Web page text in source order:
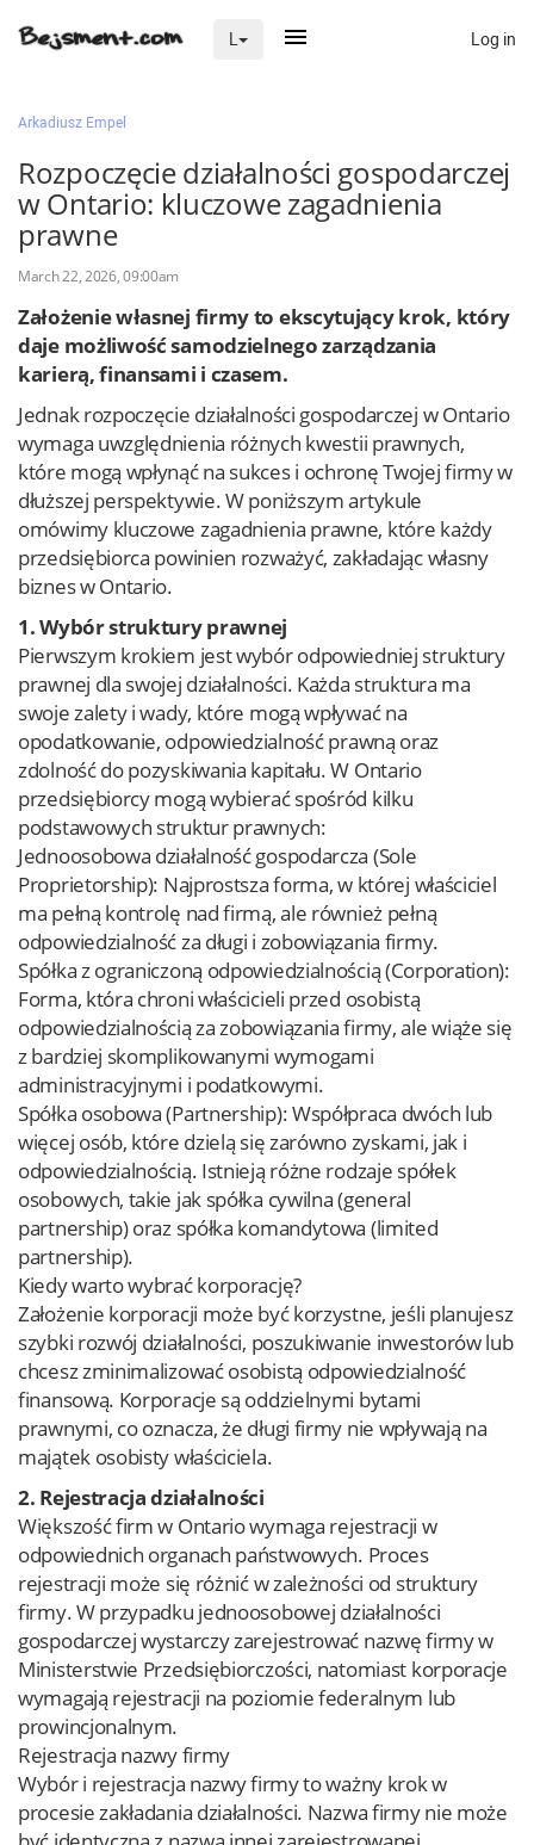
Na skróty
Zaloguj przez Clascal
Log in
Arkadiusz Empel
Rozpoczęcie działalności gospodarczej
w Ontario:­ kluczowe zagadnienia
prawne
March 22, 2026, 09:00am
Założenie własnej firmy to ekscytujący krok, który
daje możliwość samodzielnego zarządzania
karierą, finansami i czasem.
Jednak rozpoczęcie działalności gospodarczej w Ontario
wymaga uwzględnienia różnych kwestii prawnych,
które mogą wpłynąć na sukces i ochronę Twojej firmy w
dłuższej perspektywie. W poniższym artykule
omówimy kluczowe zagadnienia prawne, które każdy
przedsiębiorca powinien rozważyć, zakładając własny
biznes w Ontario.
1. Wybór struktury prawnej
Pierwszym krokiem jest wybór odpowiedniej struktury
prawnej dla swojej działalności. Każda struktura ma
swoje zalety i wady, które mogą wpływać na
opodatkowanie, odpowiedzialność prawną oraz
zdolność do pozyskiwania kapitału. W Ontario
przedsiębiorcy mogą wybierać spośród kilku
podstawowych struktur prawnych:
Jednoosobowa działalność gospodarcza (Sole
Proprietorship): Najprostsza forma, w której właściciel
ma pełną kontrolę nad firmą, ale również pełną
odpowiedzialność za długi i zobowiązania firmy.
Spółka z ograniczoną odpowiedzialnością (Corporation):
Forma, która chroni właścicieli przed osobistą
odpowiedzialnością za zobowiązania firmy, ale wiąże się
z bardziej skomplikowanymi wymogami
administracyjnymi i podatkowymi.
Spółka osobowa (Partnership): Współpraca dwóch lub
więcej osób, które dzielą się zarówno zyskami, jak i
odpowiedzialnością. Istnieją różne rodzaje spółek
osobowych, takie jak spółka cywilna (general
partnership) oraz spółka komandytowa (limited
partnership).
Kiedy warto wybrać korporację?
Założenie korporacji może być korzystne, jeśli planujesz
szybki rozwój działalności, poszukiwanie inwestorów lub
chcesz zminimalizować osobistą odpowiedzialność
finansową. Korporacje są oddzielnymi bytami
prawnymi, co oznacza, że długi firmy nie wpływają na
majątek osobisty właściciela.
2. Rejestracja działalności
Większość firm w Ontario wymaga rejestracji w
odpowiednich organach państwowych. Proces
rejestracji może się różnić w zależności od struktury
firmy. W przypadku jednoosobowej działalności
gospodarczej wystarczy zarejestrować nazwę firmy w
Ministerstwie Przedsiębiorczości, natomiast korporacje
wymagają rejestracji na poziomie federalnym lub
prowincjonalnym.
Rejestracja nazwy firmy
Wybór i rejestracja nazwy firmy to ważny krok w
procesie zakładania działalności. Nazwa firmy nie może